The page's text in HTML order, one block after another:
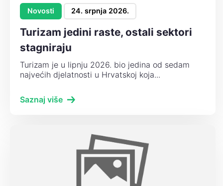
Novosti 24. srpnja 2026.
Turizam jedini raste, ostali sektori
stagniraju
Turizam je u lipnju 2026. bio jedina od sedam
najvećih djelatnosti u Hrvatskoj koja...
Saznaj više